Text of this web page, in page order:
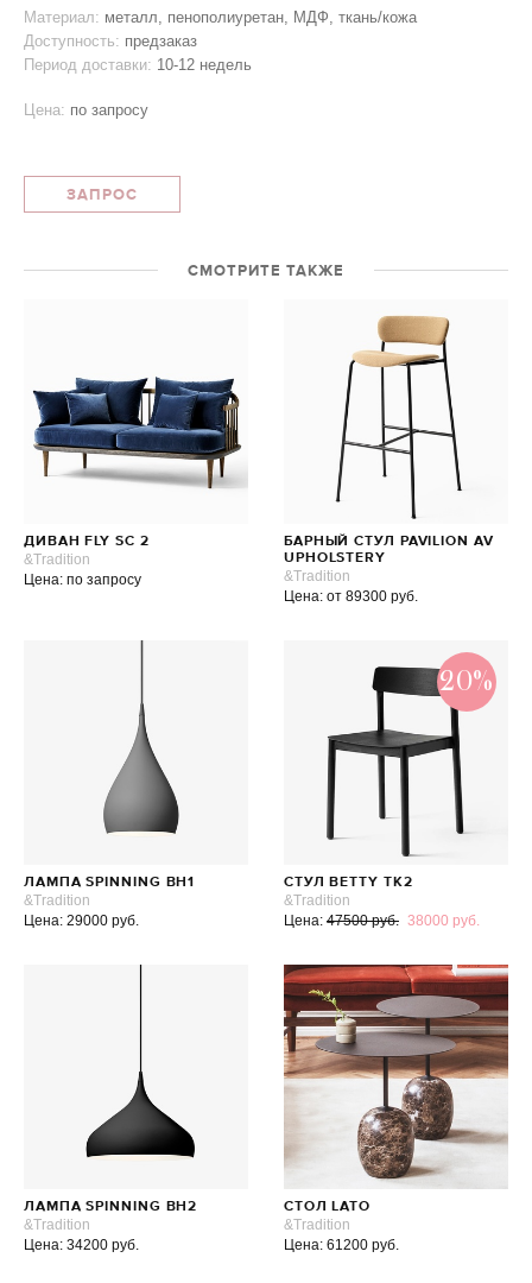
Материал: металл, пенополиуретан, МДФ, ткань/кожа
Доступность: предзаказ
Период доставки: 10-12 недель
Цена: по запросу
ЗАПРОС
СМОТРИТЕ ТАКЖЕ
ДИВАН FLY SC 2
&Tradition
Цена: по запросу
БАРНЫЙ СТУЛ PAVILION AV
UPHOLSTERY
&Tradition
Цена: от 89300 руб.
ЛАМПА SPINNING BH1
&Tradition
Цена: 29000 руб.
20%
СТУЛ BETTY TK2
&Tradition
Цена: 47500 руб. 38000 руб.
ЛАМПА SPINNING BH2
&Tradition
Цена: 34200 руб.
СТОЛ LATO
&Tradition
Цена: 61200 руб.